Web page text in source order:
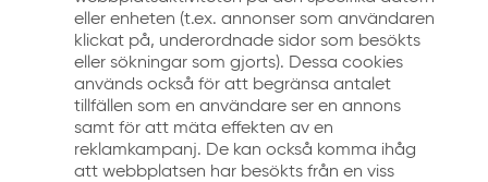
eller enheten (t.ex. annonser som användaren
klickat på, underordnade sidor som besökts
eller sökningar som gjorts). Dessa cookies
används också för att begränsa antalet
tillfällen som en användare ser en annons
samt för att mäta effekten av en
reklamkampanj. De kan också komma ihåg
att webbplatsen har besökts från en viss